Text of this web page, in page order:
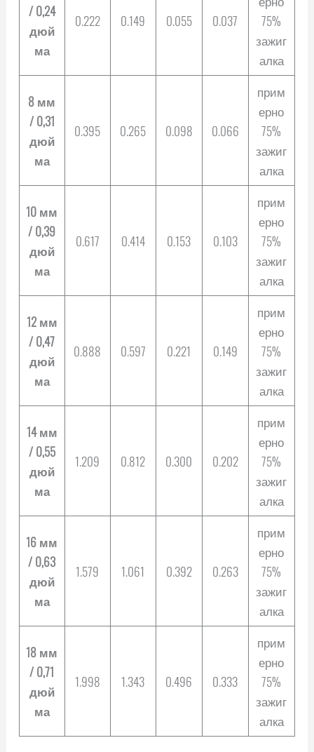
/ 0,24
дюй
ма
0.222 0.149 0.055 0.037
75%
зажиг
алка
8 мм
/ 0,31
дюй
ма
0.395 0.265 0.098 0.066
прим
ерно
75%
зажиг
алка
10 мм
/ 0,39
дюй
ма
0.617 0.414 0.153 0.103
прим
ерно
75%
зажиг
алка
12 мм
/ 0,47
дюй
ма
0.888 0.597 0.221 0.149
прим
ерно
75%
зажиг
алка
14 мм
/ 0,55
дюй
ма
1.209 0.812 0.300 0.202
прим
ерно
75%
зажиг
алка
16 мм
/ 0,63
дюй
ма
1.579 1.061 0.392 0.263
прим
ерно
75%
зажиг
алка
18 мм
/ 0,71
дюй
ма
1.998 1.343 0.496 0.333
прим
ерно
75%
зажиг
алка